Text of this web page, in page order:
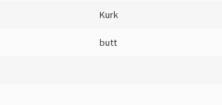
Kurk
butt